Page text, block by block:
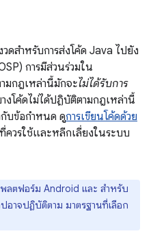
สำหรับการส่งโค้ด Java ไปยัง
การมีส่วนร่วมใน
มกฎเหล่านี้มักจะไม่ได้รับการ
งโค้ดไม่ได้ปฏิบัติตามกฎเหล่านี้
กับข้อกำหนด ดูการเขียนโค้ดด้วย
ควรใช้และหลีกเลี่ยงในระบบ
ลตฟอร์ม Android และ สำหรับ
าจปฏิบัติตาม มาตรฐานที่เลือก